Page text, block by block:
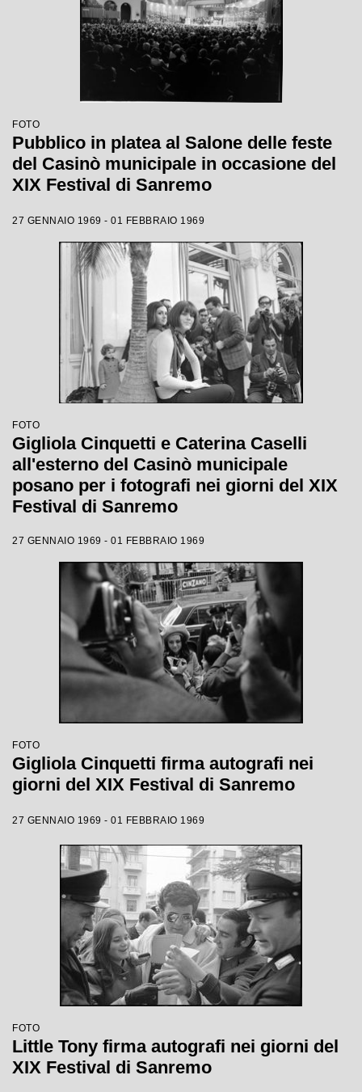
FOTO
Pubblico in platea al Salone delle feste
del Casinò municipale in occasione del
XIX Festival di Sanremo
27 GENNAIO 1969 - 01 FEBBRAIO 1969
FOTO
Gigliola Cinquetti e Caterina Caselli
all'esterno del Casinò municipale
posano per i fotografi nei giorni del XIX
Festival di Sanremo
27 GENNAIO 1969 - 01 FEBBRAIO 1969
FOTO
Gigliola Cinquetti firma autografi nei
giorni del XIX Festival di Sanremo
27 GENNAIO 1969 - 01 FEBBRAIO 1969
FOTO
Little Tony firma autografi nei giorni del
XIX Festival di Sanremo